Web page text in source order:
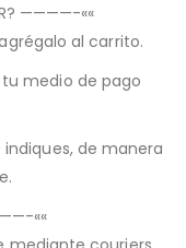
————-««
al carrito.
medio de pago
de manera
««